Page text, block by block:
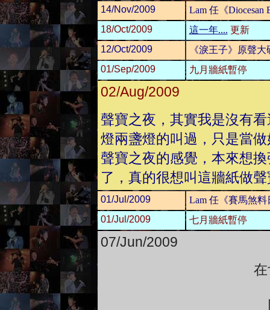
14/Nov/2009
Lam 任《Diocesan
18/Oct/2009
這一年.... 更新
12/Oct/2009
《淚王子》原聲
01/Sep/2009
九月牆紙暫停
02/Aug/2009
聲寶之夜，其實我是沒有
燈兩盞燈的叫過，只是當
聲寶之夜的感覺，本來想
了，真的很想叫這牆紙做
01/Jul/2009
Lam 任《賽馬煞
01/Jul/2009
七月牆紙暫停
07/Jun/2009